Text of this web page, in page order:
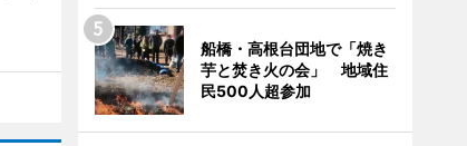
船橋・高根台団地で「焼き
芋と焚き火の会」 地域住
民500人超参加